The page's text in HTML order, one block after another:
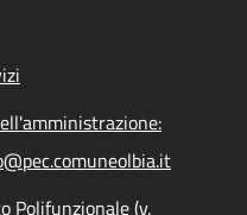
Polifunzionale (v.